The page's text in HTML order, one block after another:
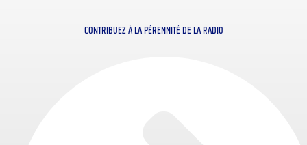
CONTRIBUEZ À LA PÉRENNITÉ DE LA RADIO